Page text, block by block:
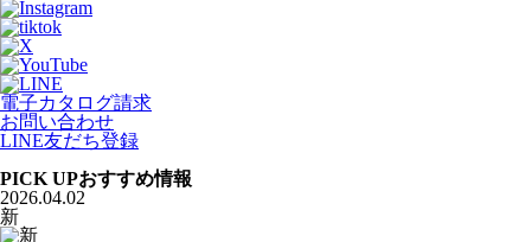
電子カタログ請求
お問い合わせ
LINE友だち登録
PICK UPおすすめ情報
2026.04.02
新